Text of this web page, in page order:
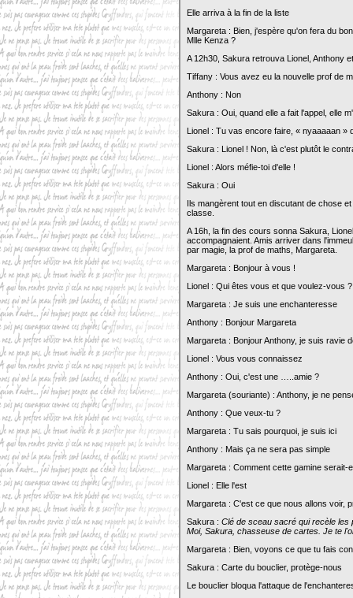
Elle arriva à la fin de la liste
Margareta : Bien, j'espère qu'on fera du
Mlle Kenza ?
A 12h30, Sakura retrouva Lionel, Anthony
Tiffany : Vous avez eu la nouvelle prof de
Anthony : Non
Sakura : Oui, quand elle a fait l'appel, elle
Lionel : Tu vas encore faire, « nyaaaaan »
Sakura : Lionel ! Non, là c'est plutôt le
Lionel : Alors méfie-toi d'elle !
Sakura : Oui
Ils mangèrent tout en discutant de chose
classe.
A 16h, la fin des cours sonna Sakura,
accompagnaient. Amis arriver dans
par magie, la prof de maths, Margareta.
Margareta : Bonjour à vous !
Lionel : Qui êtes vous et que voulez-vous ?
Margareta : Je suis une enchanteresse
Anthony : Bonjour Margareta
Margareta : Bonjour Anthony, je suis ravie
Lionel : Vous vous connaissez
Anthony : Oui, c'est une …..amie ?
Margareta (souriante) : Anthony, je ne
Anthony : Que veux-tu ?
Margareta : Tu sais pourquoi, je suis ici
Anthony : Mais ça ne sera pas simple
Margareta : Comment cette gamine serait-
Lionel : Elle l'est
Margareta : C'est ce que nous allons voir,
Sakura : Clé de sceau sacré qui recèle les
Moi, Sakura, chasseuse de cartes. Je te
Margareta : Bien, voyons ce que tu fais
Sakura : Carte du bouclier, protège-nous
Le bouclier bloqua l'attaque de